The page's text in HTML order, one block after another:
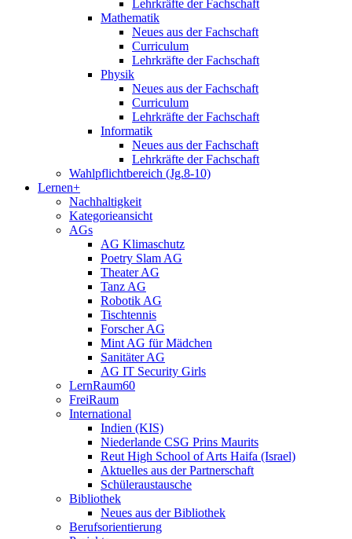
Lehrkräfte der Fachschaft
Mathematik
Neues aus der Fachschaft
Curriculum
Lehrkräfte der Fachschaft
Physik
Neues aus der Fachschaft
Curriculum
Lehrkräfte der Fachschaft
Informatik
Neues aus der Fachschaft
Lehrkräfte der Fachschaft
Wahlpflichtbereich (Jg.8-10)
Lernen+
Nachhaltigkeit
Kategorieansicht
AGs
AG Klimaschutz
Poetry Slam AG
Theater AG
Tanz AG
Robotik AG
Tischtennis
Forscher AG
Mint AG für Mädchen
Sanitäter AG
AG IT Security Girls
LernRaum60
FreiRaum
International
Indien (KIS)
Niederlande CSG Prins Maurits
Reut High School of Arts Haifa (Israel)
Aktuelles aus der Partnerschaft
Schüleraustausche
Bibliothek
Neues aus der Bibliothek
Berufsorientierung